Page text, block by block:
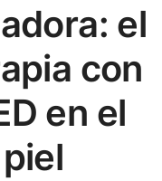
el
con
en el